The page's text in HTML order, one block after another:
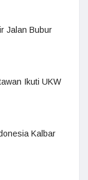
Jalan Bubur
Ikuti UKW
Kalbar